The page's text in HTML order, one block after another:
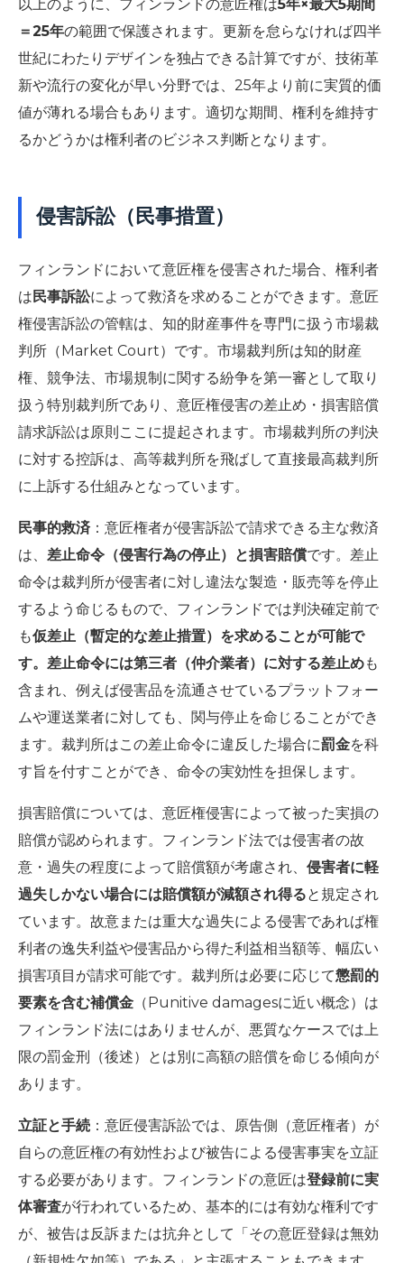
以上のように、フィンランドの意匠権は5年×最大5期間
＝25年の範囲で保護されます。更新を怠らなければ四半
世紀にわたりデザインを独占できる計算ですが、技術革
新や流行の変化が早い分野では、25年より前に実質的価
値が薄れる場合もあります。適切な期間、権利を維持す
るかどうかは権利者のビジネス判断となります。
侵害訴訟（民事措置）
フィンランドにおいて意匠権を侵害された場合、権利者
は 民事訴訟によって救済を求めることができます。意匠
権侵害訴訟の管轄は、知的財産事件を専門に扱う市場裁
判所（Market Court）です。市場裁判所は知的財産
権、競争法、市場規制に関する紛争を第一審として取り
扱う特別裁判所であり、意匠権侵害の差止め・損害賠償
請求訴訟は原則ここに提起されます。市場裁判所の判決
に対する控訴は、高等裁判所を飛ばして直接最高裁判所
に上訴する仕組みとなっています。
民事的救済 ：意匠権者が侵害訴訟で請求できる主な救済
は、 差止命令（侵害行為の停止）と損害賠償です。差止
命令は裁判所が侵害者に対し違法な製造・販売等を停止
するよう命じるもので、フィンランドでは判決確定前で
も仮差止（暫定的な差止措置）を求めることが可能で
す。差止命令には第三者（仲介業者）に対する差止めも
含まれ、例えば侵害品を流通させているプラットフォー
ムや運送業者に対しても、関与停止を命じることができ
ます。裁判所はこの差止命令に違反した場合に罰金を科
す旨を付すことができ、命令の実効性を担保します。
損害賠償については、意匠権侵害によって被った実損の
賠償が認められます。フィンランド法では侵害者の故
意・過失の程度によって賠償額が考慮され、 侵害者に軽
過失しかない場合には賠償額が減額され得ると規定され
ています。故意または重大な過失による侵害であれば権
利者の逸失利益や侵害品から得た利益相当額等、幅広い
損害項目が請求可能です。裁判所は必要に応じて懲罰的
要素を含む補償金 （Punitive damagesに近い概念）は
フィンランド法にはありませんが、悪質なケースでは上
限の罰金刑（後述）とは別に高額の賠償を命じる傾向が
あります。
立証と手続 ：意匠侵害訴訟では、原告側（意匠権者）が
自らの意匠権の有効性および被告による侵害事実を立証
する必要があります。フィンランドの意匠は登録前に実
体審査が行われているため、基本的には有効な権利です
が、被告は反訴または抗弁として「その意匠登録は無効